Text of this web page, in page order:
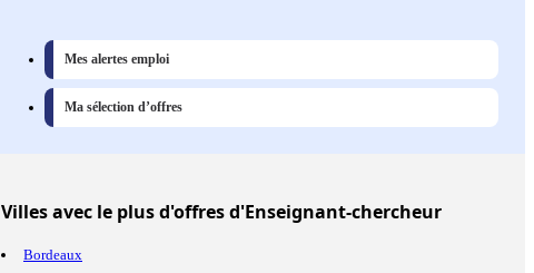
Mes alertes emploi
Ma sélection d’offres
Villesavec le plus d'offres d'Enseignant-chercheur
Bordeaux